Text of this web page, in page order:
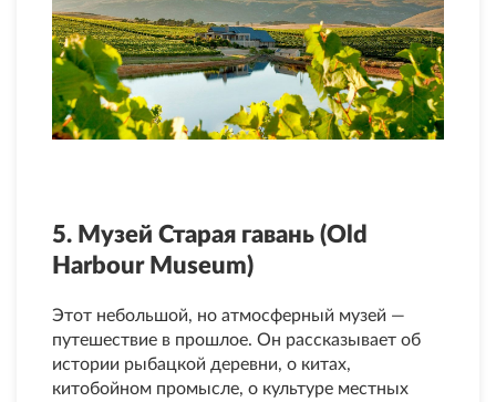
5. Музей Старая гавань (Old
Harbour Museum)
Этот небольшой, но атмосферный музей —
путешествие в прошлое. Он рассказывает об
истории рыбацкой деревни, о китах,
китобойном промысле, о культуре местных